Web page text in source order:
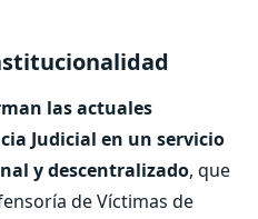
las actuales
Judicial en un servicio
y descentralizado, que
de Víctimas de